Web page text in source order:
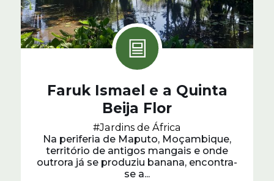
Faruk Ismael e a Quinta
Beija Flor
#Jardins de África
Na periferia de Maputo, Moçambique,
território de antigos mangais e onde
outrora já se produziu banana, encontra-
se a...